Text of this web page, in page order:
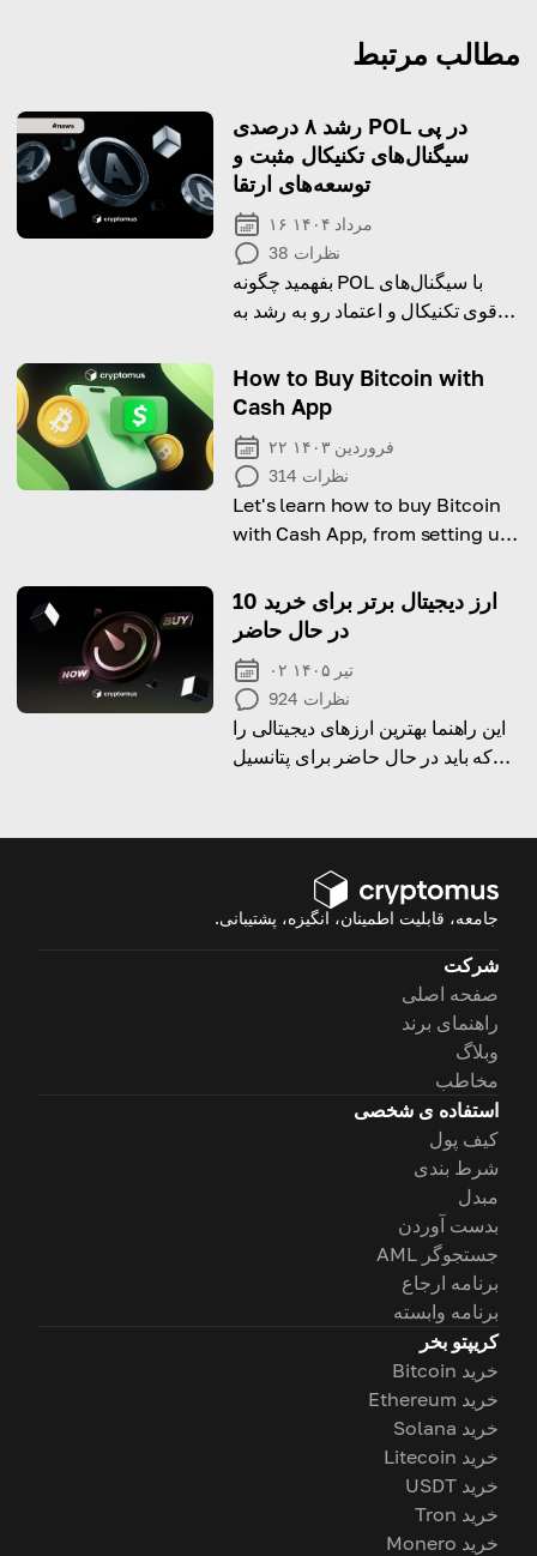
مطالب مرتبط
رشد ۸ درصدی POL در پی
سیگنال‌های تکنیکال مثبت و
توسعه‌های ارتقا
۱۶ مرداد ۱۴۰۴
38 نظرات
بفهمید چگونه POL با سیگنال‌های
قوی تکنیکال و اعتماد رو به رشد به
How to Buy Bitcoin with
Cash App
۲۲ فروردین ۱۴۰۳
314 نظرات
Let's learn how to buy Bitcoin
with Cash App, from setting up
purchase.
10 ارز دیجیتال برتر برای خرید
در حال حاضر
۰۲ تیر ۱۴۰۵
924 نظرات
این راهنما بهترین ارزهای دیجیتالی را
که باید در حال حاضر برای پتانسیل
جامعه، قابلیت اطمینان، انگیزه، پشتیبانی.
شرکت
صفحه اصلی
راهنمای برند
وبلاگ
مخاطب
استفاده ی شخصی
کیف پول
شرط بندی
مبدل
بدست آوردن
جستجوگر AML
برنامه ارجاع
برنامه وابسته
کریپتو بخر
خرید Bitcoin
خرید Ethereum
خرید Solana
خرید Litecoin
خرید USDT
خرید Tron
خرید Monero